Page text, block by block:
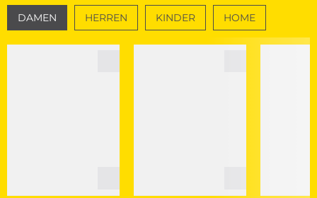
DAMEN HERREN KINDER HOME